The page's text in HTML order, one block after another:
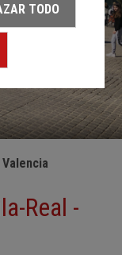
TODO
Real -